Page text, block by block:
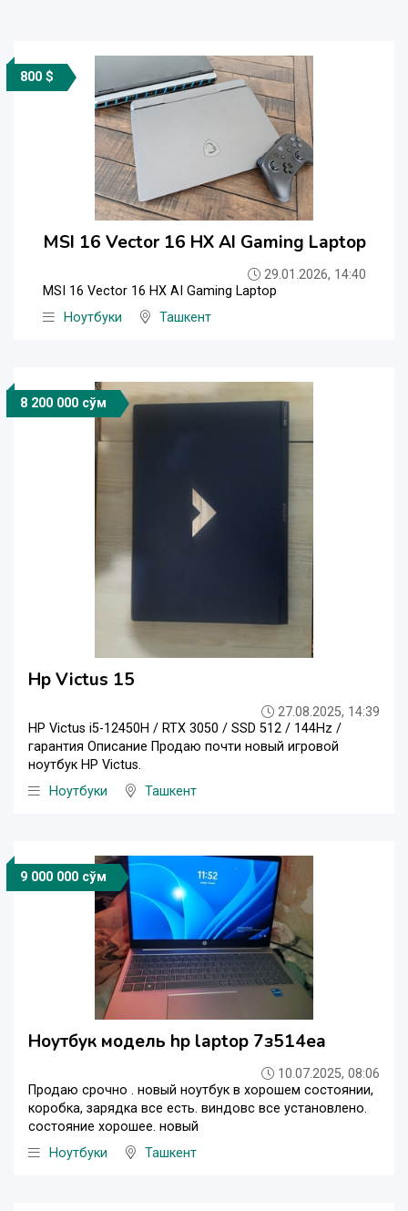
800 $
MSI 16 Vector 16 HX AI Gaming Laptop
29.01.2026, 14:40
MSI 16 Vector 16 HX AI Gaming Laptop
Ноутбуки
Ташкент
8 200 000 сўм
Hp Victus 15
27.08.2025, 14:39
HP Victus i5-12450H / RTX 3050 / SSD 512 / 144Hz /
гарантия Описание Продаю почти новый игровой
ноутбук HP Victus.
Ноутбуки
Ташкент
9 000 000 сўм
Ноутбук модель hp laptop 7з514ea
10.07.2025, 08:06
Продаю срочно . новый ноутбук в хорошем состоянии,
коробка, зарядка все есть. виндовс все установлено.
состояние хорошее. новый
Ноутбуки
Ташкент